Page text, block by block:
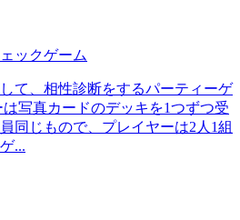
ックゲーム
て、相性診断をするパーティーゲ
写真カードのデッキを1つずつ受
同じもので、プレイヤーは2人1組
...